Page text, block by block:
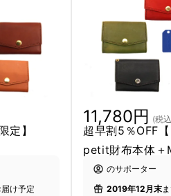
出できるお財布にした
て小さくても大容量にし
定】
け予定
11,780円 (税
超早割5％OFF
petit財布本体＋
のサポーター
2019年12月末